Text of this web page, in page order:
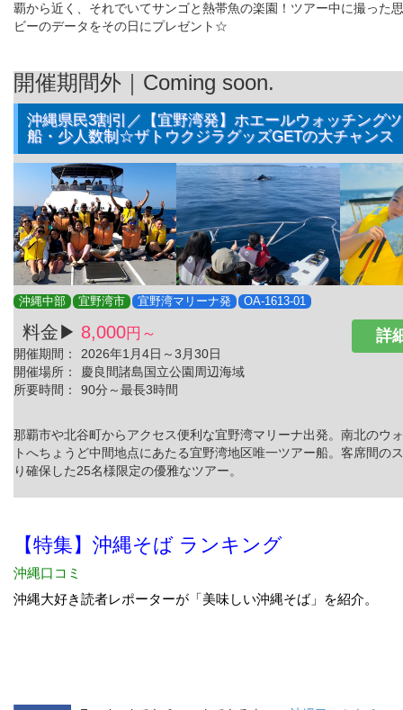
覇から近く、それでいてサンゴと熱帯魚の楽園！ツアー中に撮った
ビーのデータをその日にプレゼント☆
開催期間外｜Coming soon.
沖縄県民3割引／【宜野湾発】ホエールウォッチング
船・少人数制☆ザトウクジラグッズGETの大チャンス
沖縄中部 宜野湾市 宜野湾マリーナ発 OA-1613-01
料金▶ 8,000円～
開催期間：
2026年1月4日～3月30日
開催場所：
慶良間諸島国立公園周辺海域
所要時間：
90分～最長3時間
詳
那覇市や北谷町からアクセス便利な宜野湾マリーナ出発。南北のウ
トへちょうど中間地点にあたる宜野湾地区唯一ツアー船。客席間の
り確保した25名様限定の優雅なツアー。